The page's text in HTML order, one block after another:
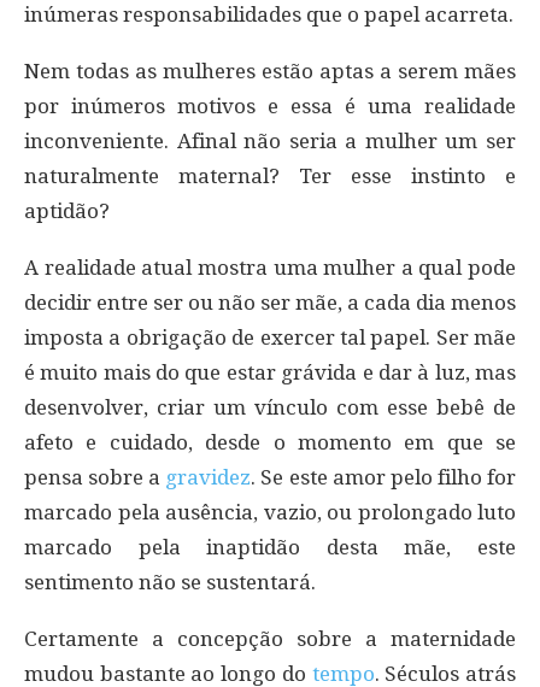
inúmeras responsabilidades que o papel acarreta.
Nem todas as mulheres estão aptas a serem mães
por inúmeros motivos e essa é uma realidade
inconveniente. Afinal não seria a mulher um ser
naturalmente maternal? Ter esse instinto e
aptidão?
A realidade atual mostra uma mulher a qual pode
decidir entre ser ou não ser mãe, a cada dia menos
imposta a obrigação de exercer tal papel. Ser mãe
é muito mais do que estar grávida e dar à luz, mas
desenvolver, criar um vínculo com esse bebê de
afeto e cuidado, desde o momento em que se
pensa sobre a gravidez. Se este amor pelo filho for
marcado pela ausência, vazio, ou prolongado luto
marcado pela inaptidão desta mãe, este
sentimento não se sustentará.
Certamente a concepção sobre a maternidade
mudou bastante ao longo do tempo. Séculos atrás